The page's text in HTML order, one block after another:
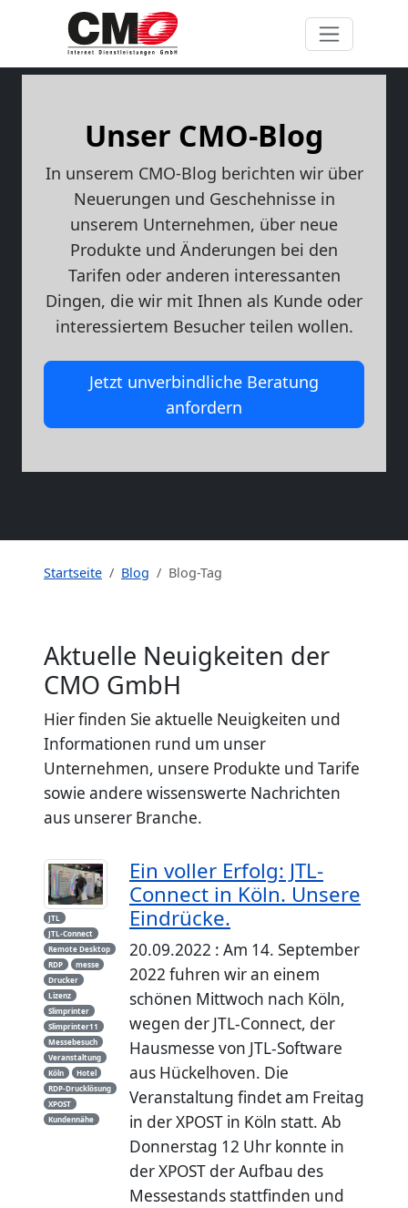
Unser CMO-Blog
In unserem CMO-Blog berichten wir über
Neuerungen und Geschehnisse in
unserem Unternehmen, über neue
Produkte und Änderungen bei den
Tarifen oder anderen interessanten
Dingen, die wir mit Ihnen als Kunde oder
interessiertem Besucher teilen wollen.
Jetzt unverbindliche Beratung
anfordern
Startseite Blog Blog-Tag
Aktuelle Neuigkeiten der
CMO GmbH
Hier finden Sie aktuelle Neuigkeiten und
Informationen rund um unser
Unternehmen, unsere Produkte und Tarife
sowie andere wissenswerte Nachrichten
aus unserer Branche.
JTL
JTL-Connect
Remote Desktop
RDP
messe
Drucker
Lizenz
Slimprinter
Slimprinter11
Messebesuch
Veranstaltung
Köln
Hotel
RDP-Drucklösung
XPOST
Kundennähe
Ein voller Erfolg: JTL-
Connect in Köln. Unsere
Eindrücke.
20.09.2022 : Am 14. September
2022 fuhren wir an einem
schönen Mittwoch nach Köln,
wegen der JTL-Connect, der
Hausmesse von JTL-Software
aus Hückelhoven. Die
Veranstaltung findet am Freitag
in der XPOST in Köln statt. Ab
Donnerstag 12 Uhr konnte in
der XPOST der Aufbau des
Messestands stattfinden und